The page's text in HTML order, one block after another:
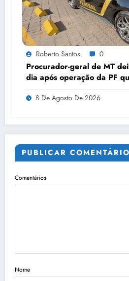
Roberto Santos 0
Procurador-geral de MT
dia após operação da PF
na PGE
8 De Agosto De 2026
PUBLICAR COMENTÁRIO
Comentários
Nome